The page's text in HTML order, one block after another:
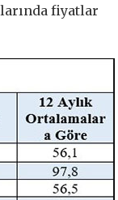
fiyatlar